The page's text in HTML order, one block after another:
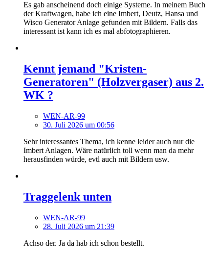
Es gab anscheinend doch einige Systeme. In meinem Buch
der Kraftwagen, habe ich eine Imbert, Deutz, Hansa und
Wisco Generator Anlage gefunden mit Bildern. Falls das
interessant ist kann ich es mal abfotographieren.
Kennt jemand "Kristen-
Generatoren" (Holzvergaser) aus 2.
WK ?
WEN-AR-99
30. Juli 2026 um 00:56
Sehr interessantes Thema, ich kenne leider auch nur die
Imbert Anlagen. Wäre natürlich toll wenn man da mehr
herausfinden würde, evtl auch mit Bildern usw.
Traggelenk unten
WEN-AR-99
28. Juli 2026 um 21:39
Achso der. Ja da hab ich schon bestellt.